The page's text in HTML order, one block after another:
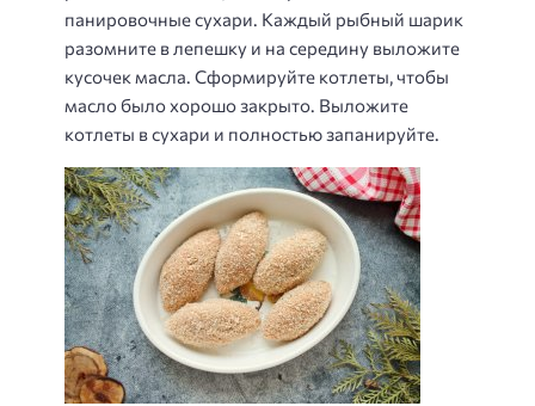
панировочные сухари. Каждый рыбный шарик
разомните в лепешку и на середину выложите
кусочек масла. Сформируйте котлеты, чтобы
масло было хорошо закрыто. Выложите
котлеты в сухари и полностью запанируйте.